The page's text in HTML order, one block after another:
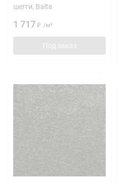
шегги, Balta
1 717 ₽ /м²
Под заказ